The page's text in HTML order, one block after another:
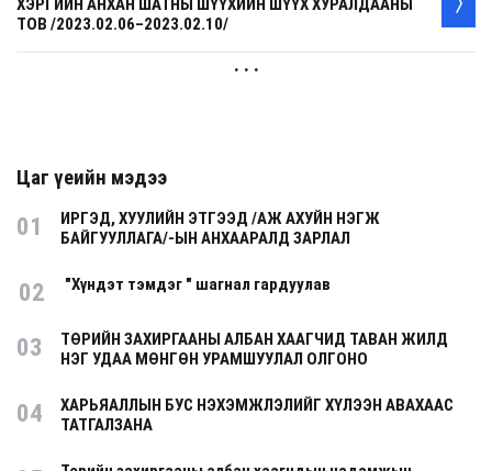
ХЭРГИЙН АНХАН ШАТНЫ ШҮҮХИЙН ШҮҮХ ХУРАЛДААНЫ
ТОВ /2023.02.06–2023.02.10/
. . .
Цаг үеийн мэдээ
01
ИРГЭД, ХУУЛИЙН ЭТГЭЭД /АЖ АХУЙН НЭГЖ
БАЙГУУЛЛАГА/-ЫН АНХААРАЛД ЗАРЛАЛ
02 "Хүндэт тэмдэг " шагнал гардуулав
03
ТӨРИЙН ЗАХИРГААНЫ АЛБАН ХААГЧИД ТАВАН ЖИЛД
НЭГ УДАА МӨНГӨН УРАМШУУЛАЛ ОЛГОНО
04
ХАРЬЯАЛЛЫН БУС НЭХЭМЖЛЭЛИЙГ ХҮЛЭЭН АВАХААС
ТАТГАЛЗАНА